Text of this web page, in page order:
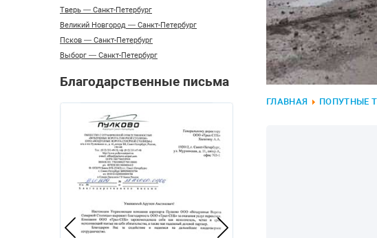
ГЛАВНАЯ ПОПУТНЫЕ
Тверь — Санкт-Петербург
Великий Новгород — Санкт-Петербург
Псков — Санкт-Петербург
Выборг — Санкт-Петербург
Благодарственные письма